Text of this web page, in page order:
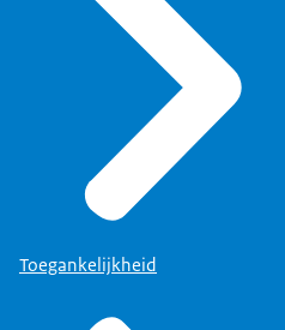
Toegankelijkheid